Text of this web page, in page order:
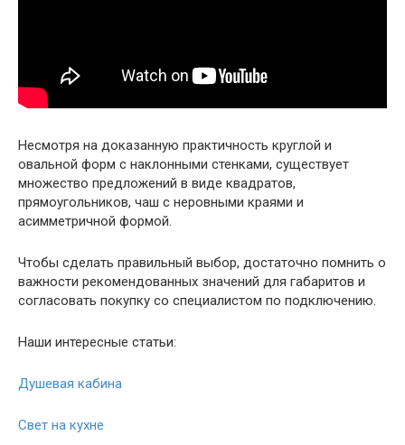
Несмотря на доказанную практичность круглой и
овальной форм с наклонными стенками, существует
множество предложений в виде квадратов,
прямоугольников, чаш с неровными краями и
асимметричной формой.
Чтобы сделать правильный выбор, достаточно помнить о
важности рекомендованных значений для габаритов и
согласовать покупку со специалистом по подключению.
Наши интересные статьи:
Душевая кабина
Свет на кухне